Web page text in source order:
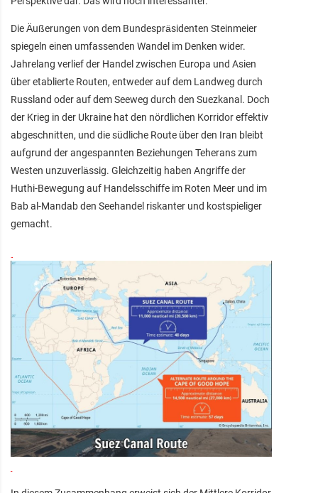
Die Äußerungen von dem Bundespräsidenten Steinmeier
spiegeln einen umfassenden Wandel im Denken wider.
Jahrelang verlief der Handel zwischen Europa und Asien
über etablierte Routen, entweder auf dem Landweg durch
Russland oder auf dem Seeweg durch den Suezkanal. Doch
der Krieg in der Ukraine hat den nördlichen Korridor effektiv
abgeschnitten, und die südliche Route über den Iran bleibt
aufgrund der angespannten Beziehungen Teherans zum
Westen unzuverlässig. Gleichzeitig haben Angriffe der
Huthi-Bewegung auf Handelsschiffe im Roten Meer und im
Bab al-Mandab den Seehandel riskanter und kostspieliger
gemacht.